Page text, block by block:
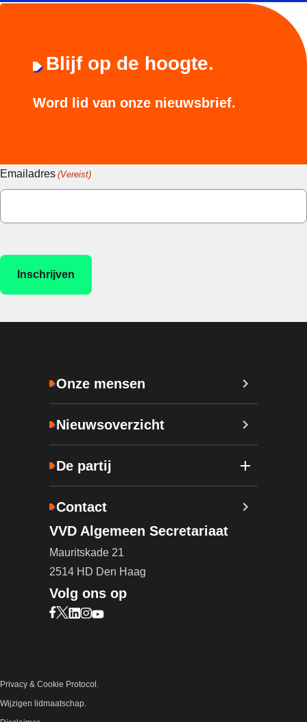
Blijf op de hoogte.
Word lid van onze nieuwsbrief.
Emailadres (Vereist)
Onze mensen
Nieuwsoverzicht
De partij
Contact
VVD Algemeen Secretariaat
Mauritskade 21
2514 HD Den Haag
Volg ons op
Bezoek onze Facebook pagina (opent in nieuw
Bezoek onze X pagina (opent in nieuw tabblad)
Bezoek onze LinkedIn pagina (opent in nieuw
Bezoek onze Instagram pagina (opent in
Bezoek onze YouTube pagina (opent in
Privacy & Cookie Protocol.
Wijzigen lidmaatschap.